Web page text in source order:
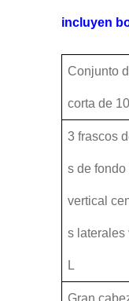
incluyen
Conjunto
corta de
3 frascos
s de
vertical
s laterales
L
Gran